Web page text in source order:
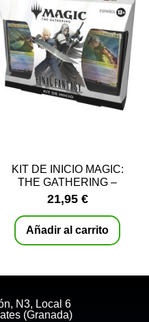
KIT DE INICIO MAGIC:
THE GATHERING –
FINAL FANTASY
21,95 €
Añadir al carrito
N3, Local 6
(Granada)